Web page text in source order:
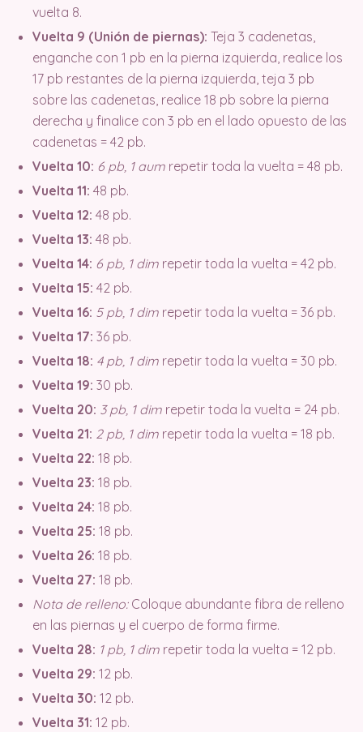
vuelta 8.
Vuelta 9 (Unión de piernas): Teja 3 cadenetas,
enganche con 1 pb en la pierna izquierda, realice los
17 pb restantes de la pierna izquierda, teja 3 pb
sobre las cadenetas, realice 18 pb sobre la pierna
derecha y finalice con 3 pb en el lado opuesto de las
cadenetas = 42 pb.
Vuelta 10: 6 pb, 1 aum repetir toda la vuelta = 48 pb.
Vuelta 11: 48 pb.
Vuelta 12: 48 pb.
Vuelta 13: 48 pb.
Vuelta 14: 6 pb, 1 dim repetir toda la vuelta = 42 pb.
Vuelta 15: 42 pb.
Vuelta 16: 5 pb, 1 dim repetir toda la vuelta = 36 pb.
Vuelta 17: 36 pb.
Vuelta 18: 4 pb, 1 dim repetir toda la vuelta = 30 pb.
Vuelta 19: 30 pb.
Vuelta 20: 3 pb, 1 dim repetir toda la vuelta = 24 pb.
Vuelta 21: 2 pb, 1 dim repetir toda la vuelta = 18 pb.
Vuelta 22: 18 pb.
Vuelta 23: 18 pb.
Vuelta 24: 18 pb.
Vuelta 25: 18 pb.
Vuelta 26: 18 pb.
Vuelta 27: 18 pb.
Nota de relleno:Coloque abundante fibra de relleno
en las piernas y el cuerpo de forma firme.
Vuelta 28: 1 pb, 1 dim repetir toda la vuelta = 12 pb.
Vuelta 29: 12 pb.
Vuelta 30: 12 pb.
Vuelta 31: 12 pb.